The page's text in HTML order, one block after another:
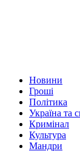
Новини
Гроші
Політика
Україна та
Кримінал
Культура
Мандри